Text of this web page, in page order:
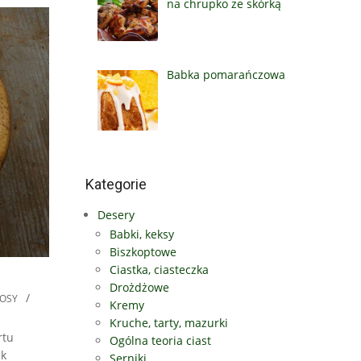
na chrupko ze skórką
Babka pomarańczowa
Kategorie
Desery
Babki, keksy
Biszkoptowe
Ciastka, ciasteczka
Drożdżowe
Kremy
Kruche, tarty, mazurki
Ogólna teoria ciast